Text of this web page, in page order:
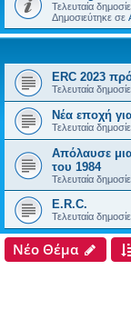
Τελευταία
Δημοσιεύτηκε σε
ERC 2023
Τελευταία
Νέα εποχή
Τελευταία
Απόλαυσε
του 1984
Τελευταία
E.R.C.
Τελευταία
Νέο Θέμα